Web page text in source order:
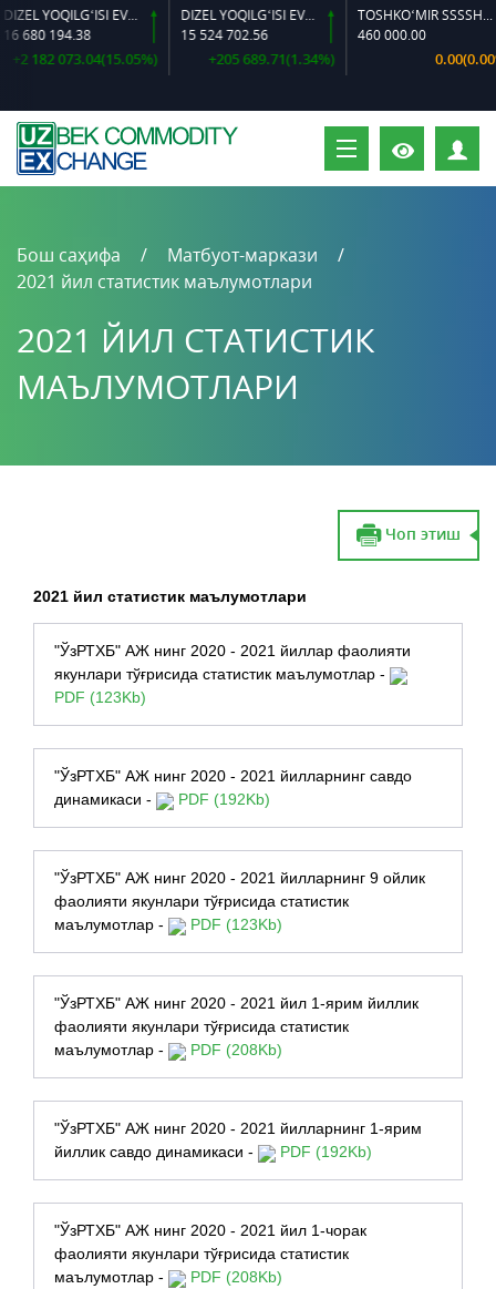
DIZEL YOQILG‘ISI EVRO L-K-4
680 194.38
182 073.04(15.05%)
DIZEL YOQILG‘ISI EVRO-L II K-4 SSDF
15 524 702.56
+205 689.71(1.34%)
TOSHKO‘MIR SSSSH-13
460 000.00
0.00(0.00%)
Бош саҳифа
Матбуот-маркази
2021 йил статистик маълумотлари
2021 ЙИЛ СТАТИСТИК
МАЪЛУМОТЛАРИ
Чоп этиш
2021 йил статистик маълумотлари
"ЎзРТХБ" АЖ нинг 2020 - 2021 йиллар фаолияти
якунлари тўғрисида статистик маълумотлар -
PDF (123Kb)
"ЎзРТХБ" АЖ нинг 2020 - 2021 йилларнинг савдо
динамикаси -
PDF (192Kb)
"ЎзРТХБ" АЖ нинг 2020 - 2021 йилларнинг 9 ойлик
фаолияти якунлари тўғрисида статистик
маълумотлар -
PDF (123Kb)
"ЎзРТХБ" АЖ нинг 2020 - 2021 йил 1-ярим йиллик
фаолияти якунлари тўғрисида статистик
маълумотлар -
PDF (208Kb)
"ЎзРТХБ" АЖ нинг 2020 - 2021 йилларнинг 1-ярим
йиллик савдо динамикаси -
PDF (192Kb)
"ЎзРТХБ" АЖ нинг 2020 - 2021 йил 1-чорак
фаолияти якунлари тўғрисида статистик
маълумотлар -
PDF (208Kb)